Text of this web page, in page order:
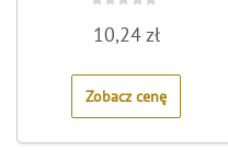
0
out
5
10,24zł
Zobacz cenę